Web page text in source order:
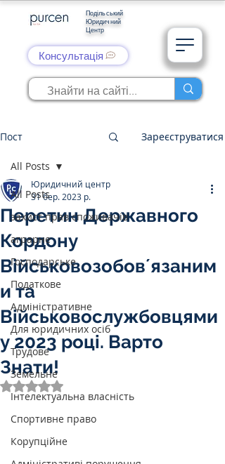
Подільський
Юридичний
Центр
Консультація
Пост Зареєструватися
All Posts
захист прав споживачів
аграрне
Господарське
Податкове
Адміністративне
Для юридичних осіб
Трудове
Земельне
Інтелектуальна власність
Спортивне право
Корупційне
All Posts
Перетин Державного
Кордону
Військовозобовʼязаним
и та
Військовослужбовцями
у 2023 році. Варто
Знати!
Юридичний центр
31 бер. 2023 р.
Оцінка: NaN з 5 зірок.